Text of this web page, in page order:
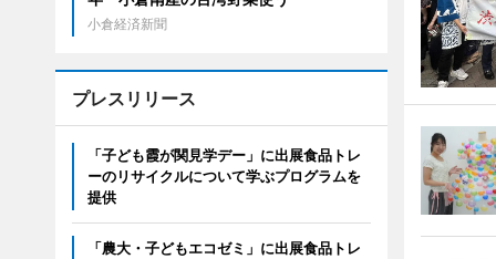
小倉経済新聞
プレスリリース
「子ども霞が関見学デー」に出展食品トレ
ーのリサイクルについて学ぶプログラムを
提供
「農大・子どもエコゼミ」に出展食品トレ